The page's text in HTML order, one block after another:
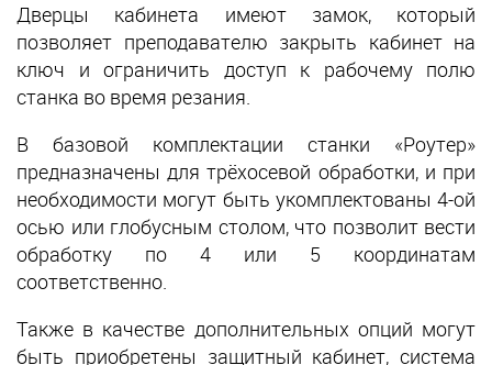
Дверцы кабинета имеют замок, который
позволяет преподавателю закрыть кабинет на
ключ и ограничить доступ к рабочему полю
станка во время резания.
В базовой комплектации станки «Роутер»
предназначены для трёхосевой обработки, и при
необходимости могут быть укомплектованы 4-ой
осью или глобусным столом, что позволит вести
обработку по 4 или 5 координатам
соответственно.
Также в качестве дополнительных опций могут
быть приобретены защитный кабинет, система